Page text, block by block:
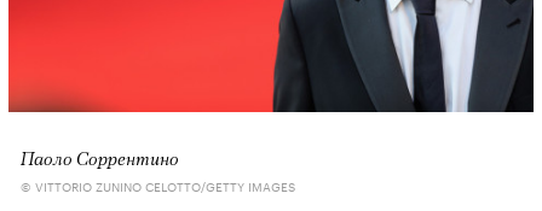
Паоло Соррентино
© VITTORIO ZUNINO CELOTTO/GETTY IMAGES